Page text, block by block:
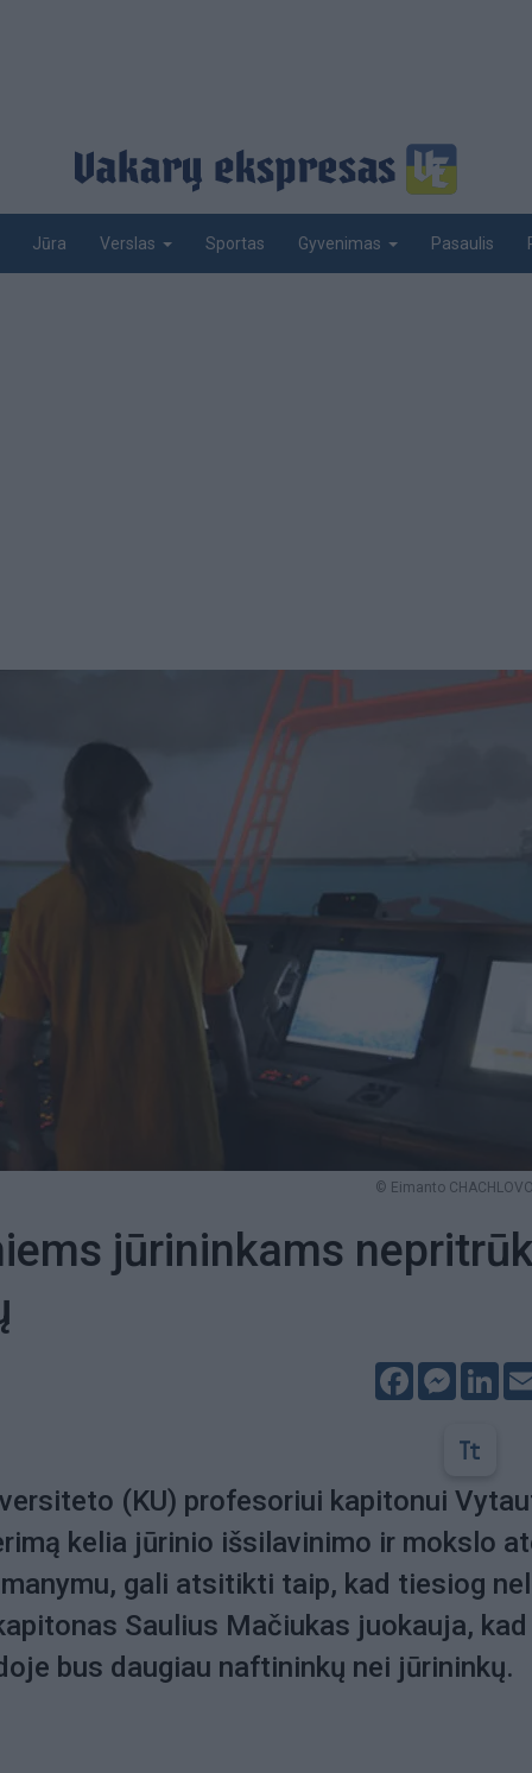
Jūra Verslas Sportas Gyvenimas Pasaulis
© Eimanto
jūrininkams
Facebook
(KU) profesoriui kapitonui
kelia jūrinio išsilavinimo ir mokslo
gali atsitikti taip, kad tiesiog
Saulius Mačiukas juokauja, kad
bus daugiau naftininkų nei jūrininkų.